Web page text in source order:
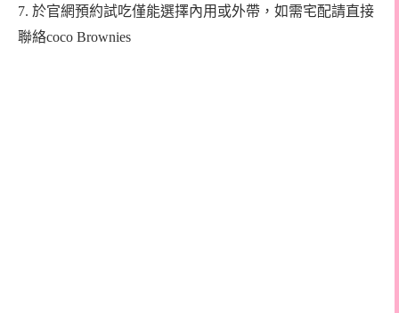
7. 於官網預約試吃僅能選擇內用或外帶，如需宅配請直接
聯絡coco Brownies